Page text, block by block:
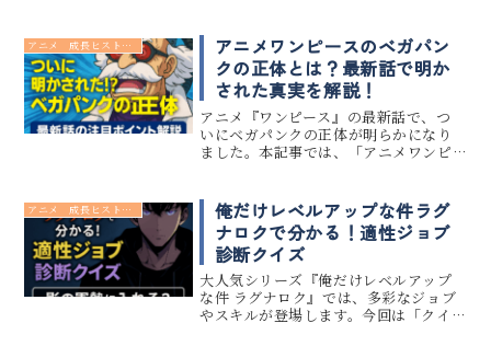
男”として描き出しました。この記事で
は、ワンピース 最新話...
アニメ 成長ヒストリー
アニメワンピースのベガパン
クの正体とは？最新話で明か
された真実を解説！
アニメ『ワンピース』の最新話で、つ
いにベガパンクの正体が明らかになり
ました。本記事では、「アニメワンピ
聴者が気になっている重要なポイント
や考察をまとめています。ベガパンク
の...
アニメ 成長ヒストリー
俺だけレベルアップな件ラグ
ナロクで分かる！適性ジョブ
診断クイズ
大人気シリーズ『俺だけレベルアップ
な件 ラグナロク』では、多彩なジョブ
やスキルが登場します。今回は「クイ